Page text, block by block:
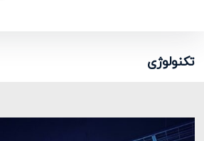
تکنولوژی